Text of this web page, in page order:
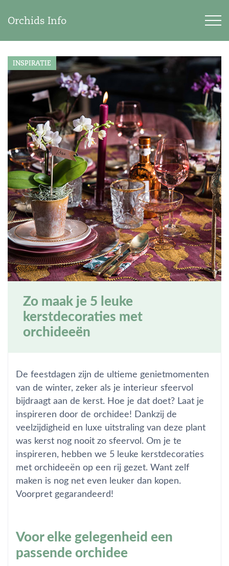
Orchids Info
INSPIRATIE
Zo maak je 5 leuke
kerstdecoraties met
orchideeën
De feestdagen zijn de ultieme genietmomenten
van de winter, zeker als je interieur sfeervol
bijdraagt aan de kerst. Hoe je dat doet? Laat je
inspireren door de orchidee! Dankzij de
veelzijdigheid en luxe uitstraling van deze plant
was kerst nog nooit zo sfeervol. Om je te
inspireren, hebben we 5 leuke kerstdecoraties
met orchideeën op een rij gezet. Want zelf
maken is nog net even leuker dan kopen.
Voorpret gegarandeerd!
Voor elke gelegenheid een
passende orchidee